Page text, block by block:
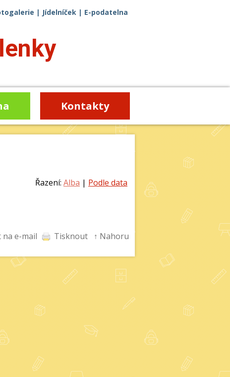
| Jídelníček | E-podatelna
Kontakty
Řazení: Alba | Podle data
na e-mail
Tisknout ↑ Nahoru